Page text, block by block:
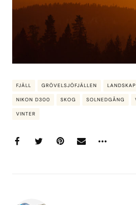
FJÄLL GRÖVELSJÖFJÄLLEN LANDSKAP
NIKON D300 SKOG SOLNEDGÅNG
VINTER